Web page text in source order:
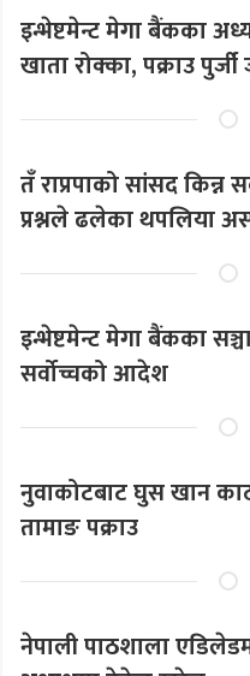
इन्भेष्टमेन्ट मेगा बैंकका
खाता रोक्का, पक्राउ पुर्जी
तँ राप्रपाको सांसद
प्रश्नले ढलेका थपलिया
इन्भेष्टमेन्ट मेगा बैंकका
सर्वोच्चको आदेश
नुवाकोटबाट घुस खान
तामाङ पक्राउ
नेपाली पाठशाला